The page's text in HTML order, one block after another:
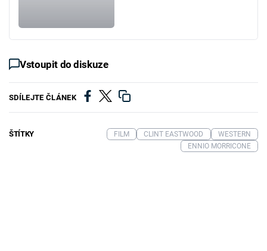
Vstoupit do diskuze
SDÍLEJTE ČLÁNEK
ŠTÍTKY FILM CLINT EASTWOOD
WESTERN
ENNIO MORRICONE